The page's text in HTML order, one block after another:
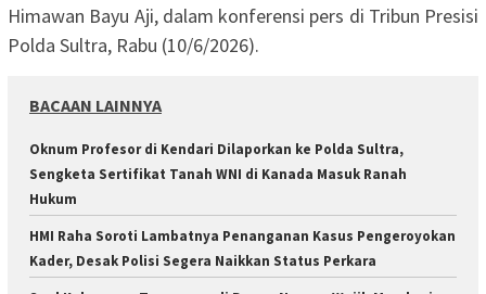
Himawan Bayu Aji, dalam konferensi pers di Tribun Presisi
Polda Sultra, Rabu (10/6/2026).
BACAAN LAINNYA
Oknum Profesor di Kendari Dilaporkan ke Polda Sultra,
Sengketa Sertifikat Tanah WNI di Kanada Masuk Ranah
Hukum
HMI Raha Soroti Lambatnya Penanganan Kasus Pengeroyokan
Kader, Desak Polisi Segera Naikkan Status Perkara